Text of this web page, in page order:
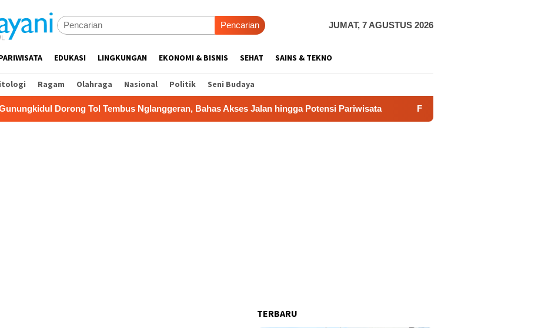
Pencarian JUMAT, 7 AGUSTUS 2026
EDUKASI LINGKUNGAN EKONOMI & BISNIS SEHAT SAINS & TEKNO
Ragam Olahraga Nasional Politik Seni Budaya
Tol Tembus Nglanggeran, Bahas Akses Jalan hingga Potensi Pariwisata Film “Nalar” Karya Guru SD Raih Juara 1 Lomba
TERBARU